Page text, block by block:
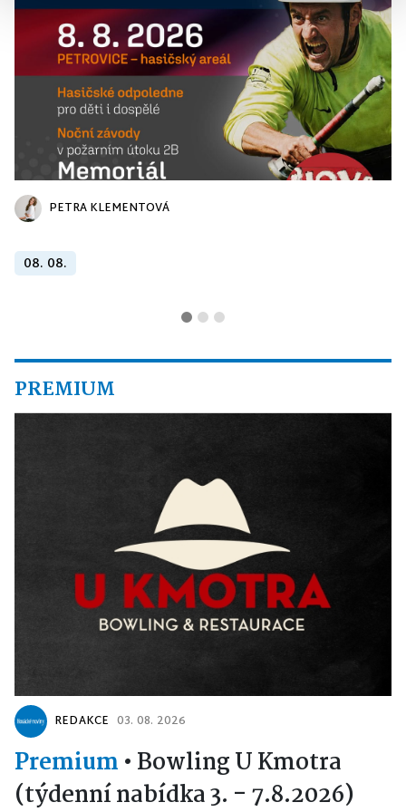
PETRA KLEMENTOVÁ
08. 08.
PREMIUM
REDAKCE 03. 08. 2026
Premium • Bowling U Kmotra
(týdenní nabídka 3. - 7.8.2026)